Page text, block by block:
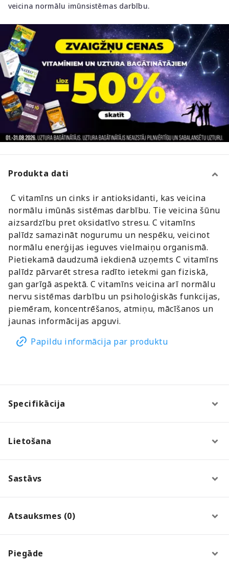
veicina normālu imūnsistēmas darbību.
Produkta dati
C vitamīns un cinks ir antioksidanti, kas veicina
normālu imūnās sistēmas darbību. Tie veicina šūnu
aizsardzību pret oksidatīvo stresu. C vitamīns
palīdz samazināt nogurumu un nespēku, veicinot
normālu enerģijas ieguves vielmaiņu organismā.
Pietiekamā daudzumā iekdienā uzņemts C vitamīns
palīdz pārvarēt stresa radīto ietekmi gan fiziskā,
gan garīgā aspektā. C vitamīns veicina arī normālu
nervu sistēmas darbību un psiholoģiskās funkcijas,
piemēram, koncentrēšanos, atmiņu, mācīšanos un
jaunas informācijas apguvi.
Papildu informācija par produktu
Specifikācija
Lietošana
Sastāvs
Atsauksmes (0)
Piegāde